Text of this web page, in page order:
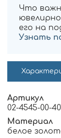
Что
его на
Узнать
Артикул
02-4545-00-
Материал
белое